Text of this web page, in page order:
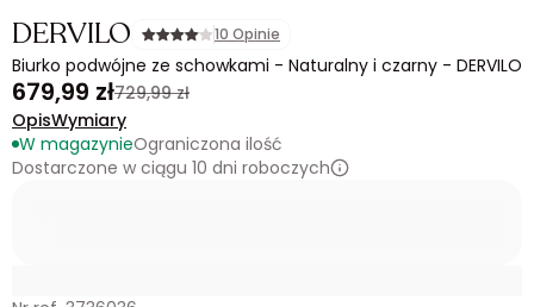
DERVILO 10 Opinie
Biurko podwójne ze schowkami - Naturalny i czarny - DERVILO
679,99 zł729,99 zł
OpisWymiary
W magazynieOgraniczona ilość
Dostarczone w ciągu 10 dni roboczych